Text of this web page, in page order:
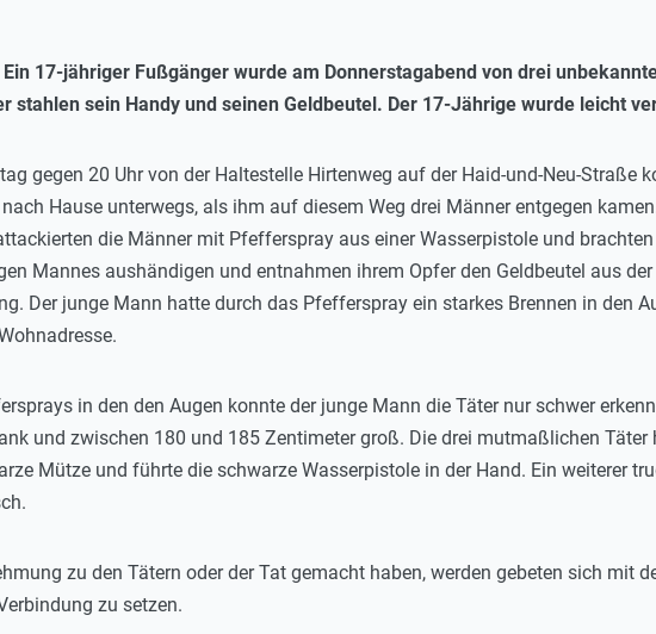
17-jähriger Fußgänger wurde am Donnerstagabend von drei
stahlen sein Handy und seinen Geldbeutel. Der 17-Jährige wurde leicht
gegen 20 Uhr von der Haltestelle Hirtenweg auf der Haid-und-Neu-Straße
Hause unterwegs, als ihm auf diesem Weg drei Männer entgegen
die Männer mit Pfefferspray aus einer Wasserpistole und
Mannes aushändigen und entnahmen ihrem Opfer den Geldbeutel aus
Der junge Mann hatte durch das Pfefferspray ein starkes Brennen in den
in den den Augen konnte der junge Mann die Täter nur schwer
und zwischen 180 und 185 Zentimeter groß. Die drei mutmaßlichen Täter
Mütze und führte die schwarze Wasserpistole in der Hand. Ein weiterer
zu den Tätern oder der Tat gemacht haben, werden gebeten sich mit
zu setzen.